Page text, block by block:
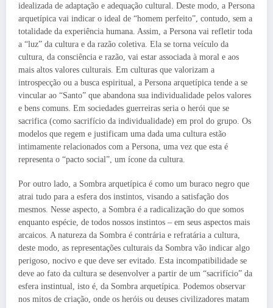
idealizada de adaptação e adequação cultural. Deste modo, a Persona
arquetípica vai indicar o ideal de “homem perfeito”, contudo, sem a
totalidade da experiência humana. Assim, a Persona vai refletir toda
a “luz” da cultura e da razão coletiva. Ela se torna veículo da
cultura, da consciência e razão, vai estar associada à moral e aos
mais altos valores culturais. Em culturas que valorizam a
introspecção ou a busca espiritual, a Persona arquetípica tende a se
vincular ao “Santo” que abandona sua individualidade pelos valores
e bens comuns. Em sociedades guerreiras seria o herói que se
sacrifica (como sacrifício da individualidade) em prol do grupo. Os
modelos que regem e justificam uma dada uma cultura estão
intimamente relacionados com a Persona, uma vez que esta é
representa o “pacto social”, um ícone da cultura.
Por outro lado, a Sombra arquetípica é como um buraco negro que
atrai tudo para a esfera dos instintos, visando a satisfação dos
mesmos. Nesse aspecto, a Sombra é a radicalização do que somos
enquanto espécie, de todos nossos instintos – em seus aspectos mais
arcaicos. A natureza da Sombra é contrária e refratária a cultura,
deste modo, as representações culturais da Sombra vão indicar algo
perigoso, nocivo e que deve ser evitado. Esta incompatibilidade se
deve ao fato da cultura se desenvolver a partir de um “sacrifício” da
esfera instintual, isto é, da Sombra arquetípica. Podemos observar
nos mitos de criação, onde os heróis ou deuses civilizadores matam